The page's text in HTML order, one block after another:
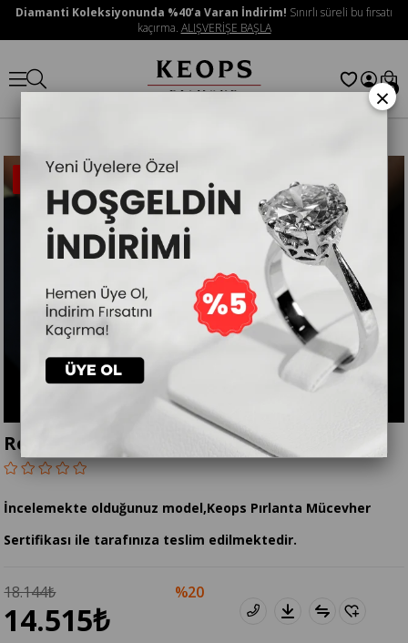
Diamanti Koleksiyonunda %40’a Varan İndirim! Sınırlı süreli bu fırsatı
kaçırma. ALIŞVERİŞE BAŞLA
0
İNDIRIMLI
Red İce Crush Yüzük
İncelemekte olduğunuz model,Keops Pırlanta Mücevher
Sertifikası ile tarafınıza teslim edilmektedir.
18.144₺
14.515₺
20
×